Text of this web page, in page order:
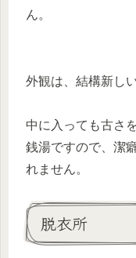
ん。
外観は、結構新し
中に入っても古さ
銭湯ですので、潔
れません。
脱衣所